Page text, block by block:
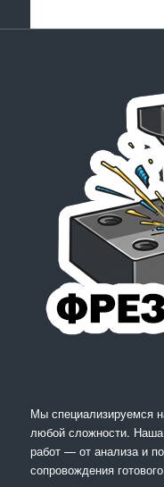
Мы специализируемся
любой сложности.
работ — от анализа и
сопровождения